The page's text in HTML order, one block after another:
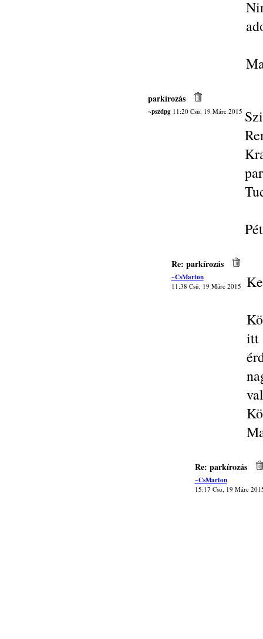
parkírozás
~pszdpg11:20 Csü, 19 Márc 2015
Re: parkírozás
~CsMarton
11:38 Csü, 19 Márc 2015
itt
Re: parkírozás
~CsMarton
15:17 Csü, 19 Márc